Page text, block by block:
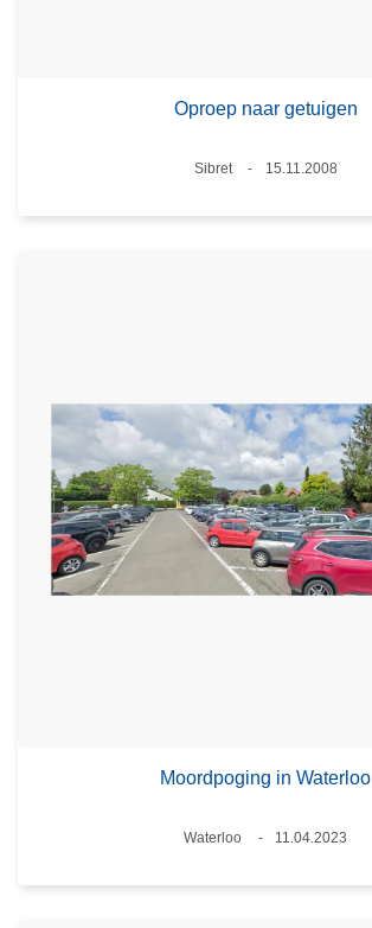
Oproep naar getuigen
Plaats
Sibret
15.11.2008
Moordpoging in Waterloo
Plaats
Waterloo
11.04.2023